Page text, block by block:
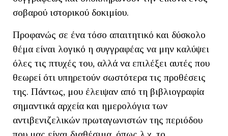
σοβαρού ιστορικού δοκιμίου.
Προφανώς σε ένα τόσο απαιτητικό και δύσκολο
θέμα είναι λογικό η συγγραφέας να μην καλύψει
όλες τις πτυχές του, αλλά να επιλέξει αυτές που
θεωρεί ότι υπηρετούν σωστότερα τις προθέσεις
της. Πάντως, μου έλειψαν από τη βιβλιογραφία
σημαντικά αρχεία και ημερολόγια των
αντιβενιζελικών πρωταγωνιστών της περιόδου